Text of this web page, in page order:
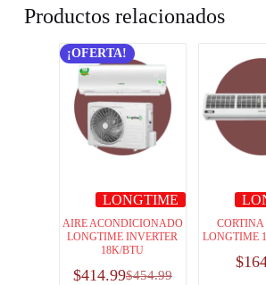
Productos relacionados
¡OFERTA!
LONGTIME
AIRE ACONDICIONADO
LONGTIME INVERTER
18K/BTU
$454.99
$414.99
CORTINA
LONGTIME
$